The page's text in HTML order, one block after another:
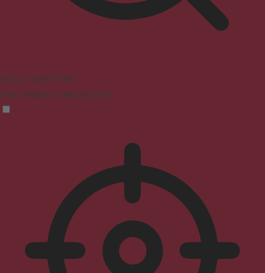
Seizure Safe Profile
Clear flashes & reduces color